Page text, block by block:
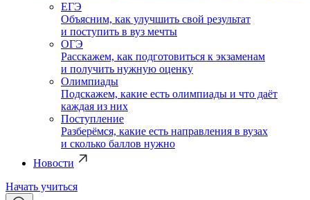
ЕГЭ
Объясним, как улучшить свой результат
и поступить в вуз мечты
ОГЭ
Расскажем, как подготовиться к экзаменам
и получить нужную оценку
Олимпиады
Подскажем, какие есть олимпиады и что даёт
каждая из них
Поступление
Разберёмся, какие есть направления в вузах
и сколько баллов нужно
Новости
Начать учиться